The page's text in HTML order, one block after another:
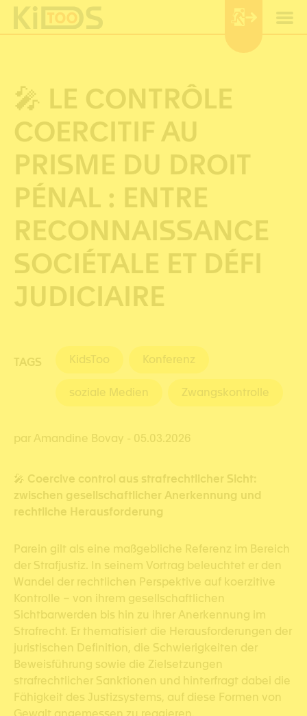
🎤 LE CONTRÔLE
COERCITIF AU
PRISME DU DROIT
PÉNAL : ENTRE
RECONNAISSANCE
SOCIÉTALE ET DÉFI
JUDICIAIRE
TAGS KidsToo Konferenz
soziale Medien Zwangskontrolle
par Amandine Bovay - 05.03.2026
🎤 Coercive control aus strafrechtlicher Sicht:
zwischen gesellschaftlicher Anerkennung und
rechtliche Herausforderung
Parein gilt als eine maßgebliche Referenz im Bereich
der Strafjustiz. In seinem Vortrag beleuchtet er den
Wandel der rechtlichen Perspektive auf koerzitive
Kontrolle – von ihrem gesellschaftlichen
Sichtbarwerden bis hin zu ihrer Anerkennung im
Strafrecht. Er thematisiert die Herausforderungen der
juristischen Definition, die Schwierigkeiten der
Beweisführung sowie die Zielsetzungen
strafrechtlicher Sanktionen und hinterfragt dabei die
Fähigkeit des Justizsystems, auf diese Formen von
Cookie-Einstellungen